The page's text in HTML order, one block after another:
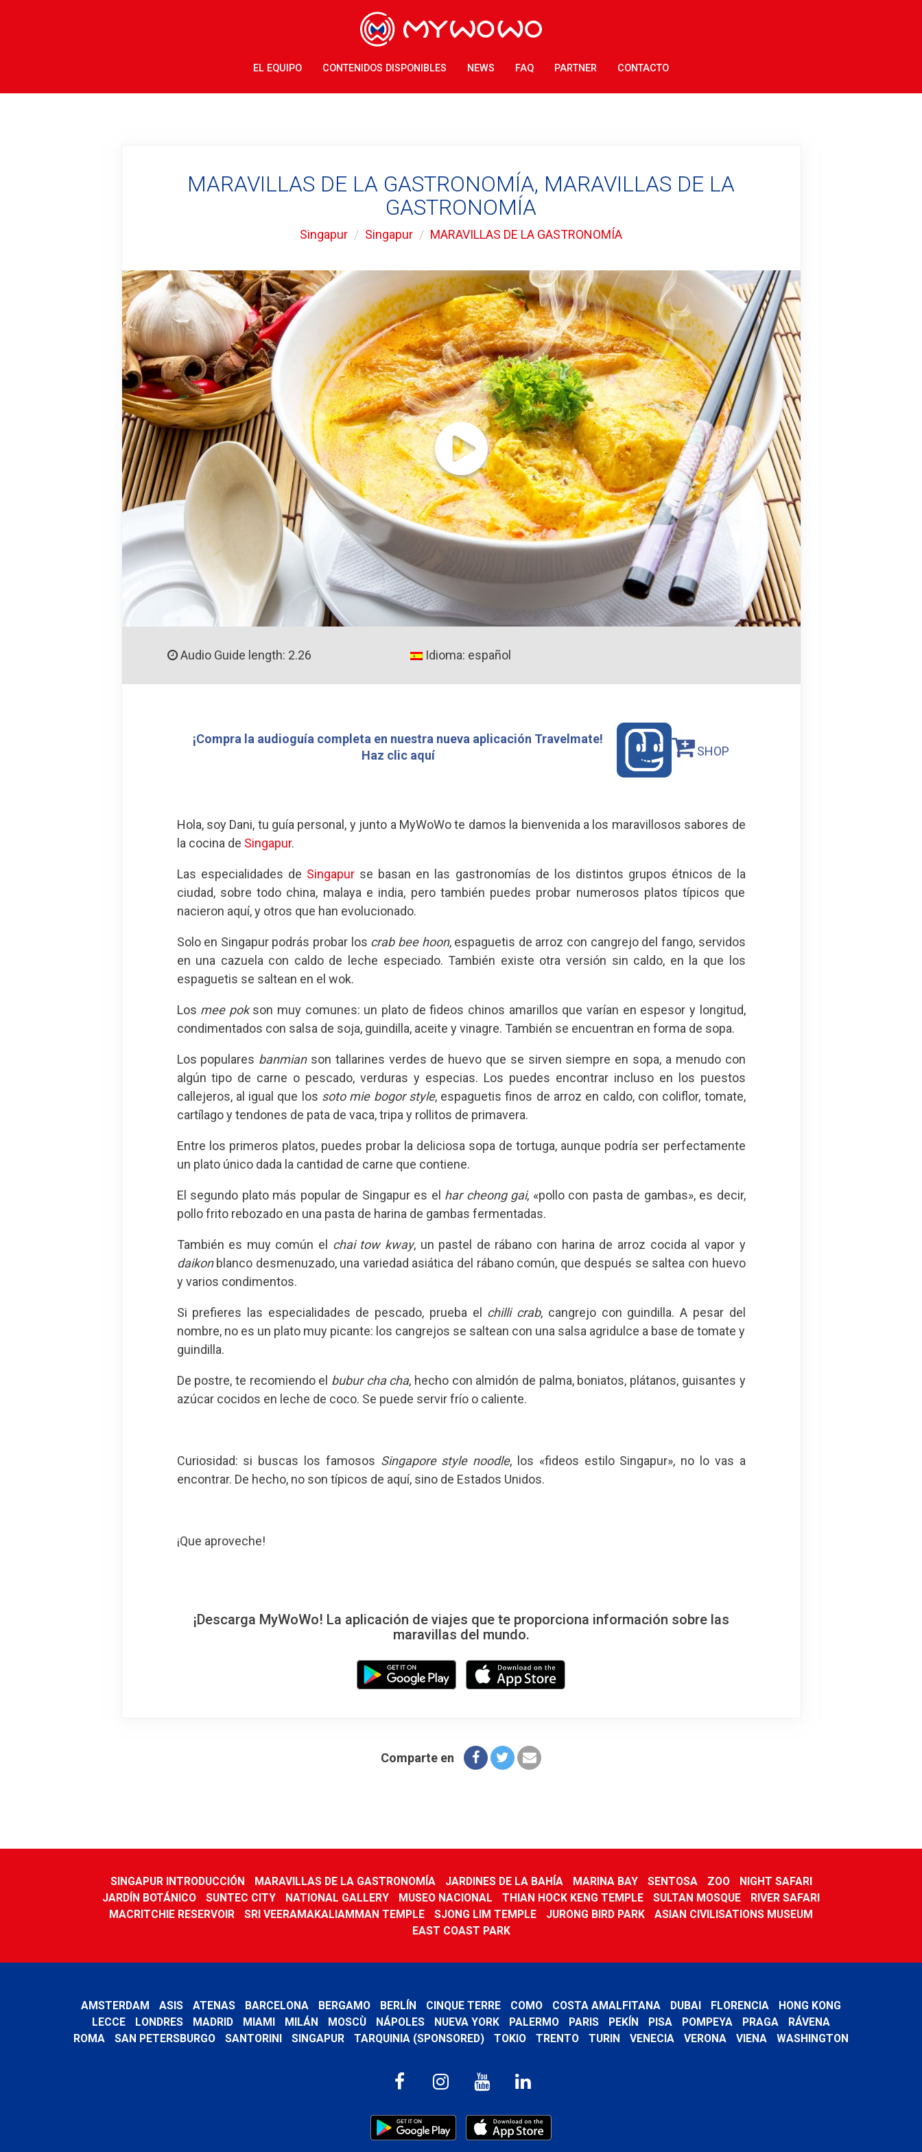
EL EQUIPO CONTENIDOS DISPONIBLES NEWS FAQ PARTNER CONTACTO
MARAVILLAS DE LA GASTRONOMÍA, MARAVILLAS DE LA
GASTRONOMÍA
Singapur Singapur MARAVILLAS DE LA GASTRONOMÍA
Audio Guide length: 2.26 Idioma: español
¡Compra la audioguía completa en nuestra nueva aplicación Travelmate!
Haz clic aquí
SHOP
Hola, soy Dani, tu guía personal, y junto a MyWoWo te damos la bienvenida a los maravillosos sabores de
la cocina de Singapur.
Las especialidades de Singapurse basan en las gastronomías de los distintos grupos étnicos de la
ciudad, sobre todo china, malaya e india, pero también puedes probar numerosos platos típicos que
nacieron aquí, y otros que han evolucionado.
Solo en Singapur podrás probar los crab bee hoon, espaguetis de arroz con cangrejo del fango, servidos
en una cazuela con caldo de leche especiado. También existe otra versión sin caldo, en la que los
espaguetis se saltean en el wok.
Los mee pokson muy comunes: un plato de fideos chinos amarillos que varían en espesor y longitud,
condimentados con salsa de soja, guindilla, aceite y vinagre. También se encuentran en forma de sopa.
Los populares banmianson tallarines verdes de huevo que se sirven siempre en sopa, a menudo con
algún tipo de carne o pescado, verduras y especias. Los puedes encontrar incluso en los puestos
callejeros, al igual que los soto mie bogor style, espaguetis finos de arroz en caldo, con coliflor, tomate,
cartílago y tendones de pata de vaca, tripa y rollitos de primavera.
Entre los primeros platos, puedes probar la deliciosa sopa de tortuga, aunque podría ser perfectamente
un plato único dada la cantidad de carne que contiene.
El segundo plato más popular de Singapur es el har cheong gai, «pollo con pasta de gambas», es decir,
pollo frito rebozado en una pasta de harina de gambas fermentadas.
También es muy común el chai tow kway, un pastel de rábano con harina de arroz cocida al vapor y
daikonblanco desmenuzado, una variedad asiática del rábano común, que después se saltea con huevo
y varios condimentos.
Si prefieres las especialidades de pescado, prueba el chilli crab, cangrejo con guindilla. A pesar del
nombre, no es un plato muy picante: los cangrejos se saltean con una salsa agridulce a base de tomate y
guindilla.
De postre, te recomiendo el bubur cha cha, hecho con almidón de palma, boniatos, plátanos, guisantes y
azúcar cocidos en leche de coco. Se puede servir frío o caliente.
Curiosidad: si buscas los famosos Singapore style noodle, los «fideos estilo Singapur», no lo vas a
encontrar. De hecho, no son típicos de aquí, sino de Estados Unidos.
¡Que aproveche!
¡Descarga MyWoWo! La aplicación de viajes que te proporciona información sobre las
maravillas del mundo.
Comparte en
SINGAPUR INTRODUCCIÓN MARAVILLAS DE LA GASTRONOMÍA JARDINES DE LA BAHÍA MARINA BAY SENTOSA ZOO
NIGHT SAFARI
JARDÍN BOTÁNICO
SUNTEC CITY NATIONAL GALLERY MUSEO NACIONAL THIAN HOCK KENG TEMPLE SULTAN MOSQUE
RIVER SAFARI
MACRITCHIE RESERVOIR
SRI VEERAMAKALIAMMAN TEMPLE SJONG LIM TEMPLE JURONG BIRD PARK
ASIAN CIVILISATIONS MUSEUM
EAST COAST PARK
AMSTERDAM ASIS ATENAS BARCELONA BERGAMO BERLÍN CINQUE TERRE COMO COSTA AMALFITANA DUBAI FLORENCIA
HONG KONG
LECCE
LONDRES MADRID MIAMI MILÁN MOSCÙ NÁPOLES NUEVA YORK PALERMO PARIS PEKÍN PISA POMPEYA PRAGA
RÁVENA
ROMA
SAN PETERSBURGO SANTORINI SINGAPUR TARQUINIA (SPONSORED) TOKIO TRENTO TURIN VENECIA VERONA VIENA WASHINGTON